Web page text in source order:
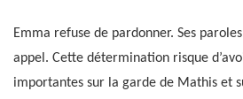
Emma refuse de pardonner. Ses
appel. Cette détermination risque
importantes sur la garde de Mathis et